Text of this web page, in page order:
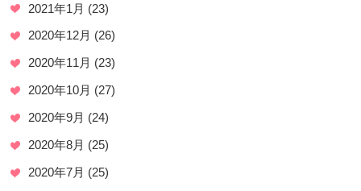
2021年1月 (23)
2020年12月 (26)
2020年11月 (23)
2020年10月 (27)
2020年9月 (24)
2020年8月 (25)
2020年7月 (25)